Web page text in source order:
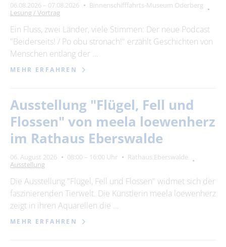
10
11 12 13 14 15
16
17
18 19 20 21 22
23
24
25 26 27 28 29
30
Zeitraum
von
Kategorie
06.08.2026 – 07.08.2026
Binnenschifffahrts-Museum Oderberg
Lesung / Vortrag
Ein Fluss, zwei Länder, viele Stimmen: Der neue Podcast
"Beiderseits! / Po obu stronach!" erzählt Geschichten von
Menschen entlang der …
MEHR ERFAHREN
Ausstellung "Flügel, Fell und
Flossen" von meela loewenherz
im Rathaus Eberswalde
06. August 2026 08:00 – 16:00 Uhr
Rathaus Eberswalde
Ausstellung
Die Ausstellung "Flügel, Fell und Flossen" widmet sich der
faszinierenden Tierwelt. Die Künstlerin meela loewenherz
zeigt in ihren Aquarellen die …
MEHR ERFAHREN